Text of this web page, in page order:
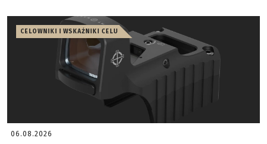
CELOWNIKI I WSKAŹNIKI CELU
06.08.2026